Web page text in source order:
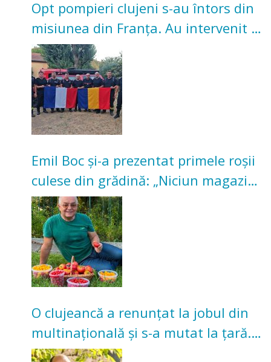
Opt pompieri clujeni s-au întors din
misiunea din Franța. Au intervenit la
incendii de vegetație și pădure
Emil Boc și-a prezentat primele roșii
culese din grădină: „Niciun magazin
nu poate oferi această satisfacție”
O clujeancă a renunțat la jobul din
multinațională și s-a mutat la țară.
Acum cultivă legume în grădina